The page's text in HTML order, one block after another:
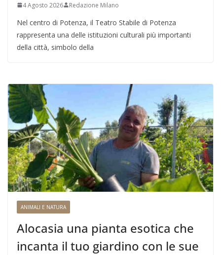
4 Agosto 2026 Redazione Milano
Nel centro di Potenza, il Teatro Stabile di Potenza
rappresenta una delle istituzioni culturali più importanti
della città, simbolo della
ANIMALI E NATURA
Alocasia una pianta esotica che
incanta il tuo giardino con le sue